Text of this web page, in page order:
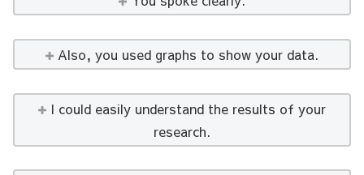
Also, you used graphs to show your data.
I could easily understand the results of your
research.